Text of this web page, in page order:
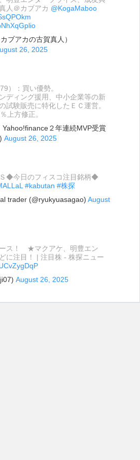
人＠カブアカ @KogaMaboo
ブアカの古賀真人）
26, 2025
）：買い優勢。
ディング援用、中小企業等の新
試験販売に特化したＥＣ運営。
上方修正。
２年連続MVP受賞
August 26, 2025
◆今日のフィスコ注目銘柄◆
#kabutan #株探
trader (@ryukyuasagao) August
ス！ ★マクアケ、明豊エン
に注目！ | 注目株 - 株探ニュー
August 26, 2025